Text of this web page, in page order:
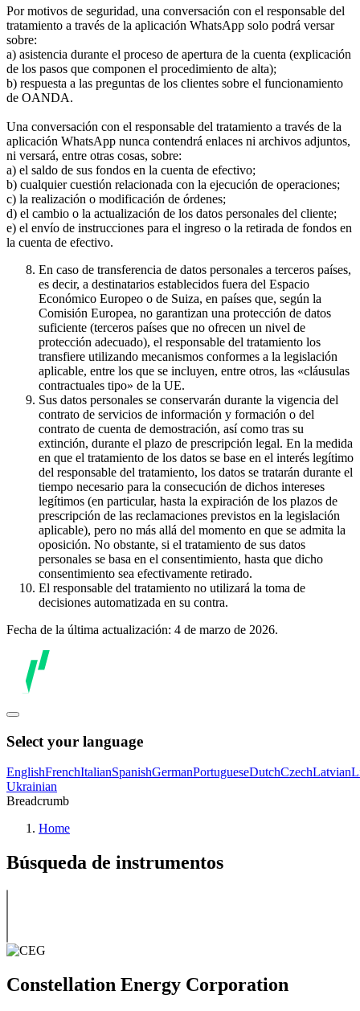
Por motivos de seguridad, una conversación con el responsable del
tratamiento a través de la aplicación WhatsApp solo podrá versar
sobre:
a) asistencia durante el proceso de apertura de la cuenta (explicación
de los pasos que componen el procedimiento de alta);
b) respuesta a las preguntas de los clientes sobre el funcionamiento
de OANDA.
Una conversación con el responsable del tratamiento a través de la
aplicación WhatsApp nunca contendrá enlaces ni archivos adjuntos,
ni versará, entre otras cosas, sobre:
a) el saldo de sus fondos en la cuenta de efectivo;
b) cualquier cuestión relacionada con la ejecución de operaciones;
c) la realización o modificación de órdenes;
d) el cambio o la actualización de los datos personales del cliente;
e) el envío de instrucciones para el ingreso o la retirada de fondos en
la cuenta de efectivo.
En caso de transferencia de datos personales a terceros países,
es decir, a destinatarios establecidos fuera del Espacio
Económico Europeo o de Suiza, en países que, según la
Comisión Europea, no garantizan una protección de datos
suficiente (terceros países que no ofrecen un nivel de
protección adecuado), el responsable del tratamiento los
transfiere utilizando mecanismos conformes a la legislación
aplicable, entre los que se incluyen, entre otros, las «cláusulas
contractuales tipo» de la UE.
Sus datos personales se conservarán durante la vigencia del
contrato de servicios de información y formación o del
contrato de cuenta de demostración, así como tras su
extinción, durante el plazo de prescripción legal. En la medida
en que el tratamiento de los datos se base en el interés legítimo
del responsable del tratamiento, los datos se tratarán durante el
tiempo necesario para la consecución de dichos intereses
legítimos (en particular, hasta la expiración de los plazos de
prescripción de las reclamaciones previstos en la legislación
aplicable), pero no más allá del momento en que se admita la
oposición. No obstante, si el tratamiento de sus datos
personales se basa en el consentimiento, hasta que dicho
consentimiento sea efectivamente retirado.
El responsable del tratamiento no utilizará la toma de
decisiones automatizada en su contra.
Fecha de la última actualización: 4 de marzo de 2026.
Select your language
EnglishFrenchItalianSpanishGermanPortugueseDutchCzechLatvian
Ukrainian
Breadcrumb
Home
Búsqueda de instrumentos
Constellation Energy Corporation